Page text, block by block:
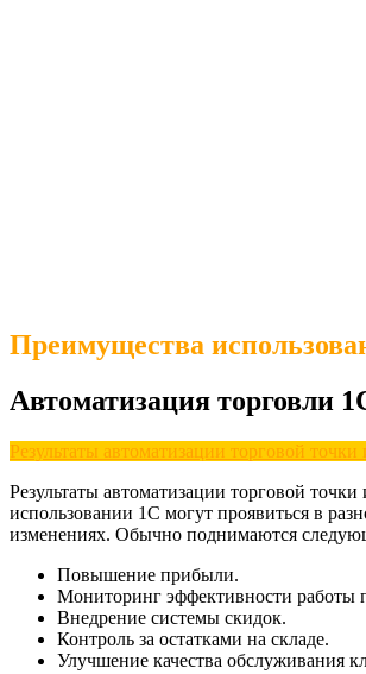
Преимущества
Автоматизация торговли
Результаты автоматизации торговой
Результаты автоматизации торговой
использовании 1С могут проявиться в
изменениях. Обычно поднимаются
Повышение прибыли.
Мониторинг эффективности работы
Внедрение системы скидок.
Контроль за остатками на складе.
Улучшение качества обслуживания